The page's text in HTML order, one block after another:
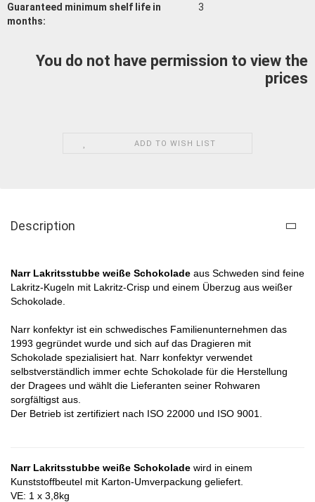
Guaranteed minimum shelf life in
months:
3
You do not have permission to view the
prices
ADD TO WISH LIST
Description
Narr Lakritsstubbe weiße Schokolade aus Schweden sind feine
Lakritz-Kugeln mit Lakritz-Crisp und einem Überzug aus weißer
Schokolade.
Narr konfektyr ist ein schwedisches Familienunternehmen das
1993 gegründet wurde und sich auf das Dragieren mit
Schokolade spezialisiert hat. Narr konfektyr verwendet
selbstverständlich immer echte Schokolade für die Herstellung
der Dragees und wählt die Lieferanten seiner Rohwaren
sorgfältigst aus.
Der Betrieb ist zertifiziert nach ISO 22000 und ISO 9001.
Narr Lakritsstubbe weiße Schokolade wird in einem
Kunststoffbeutel mit Karton-Umverpackung geliefert.
VE: 1 x 3,8kg